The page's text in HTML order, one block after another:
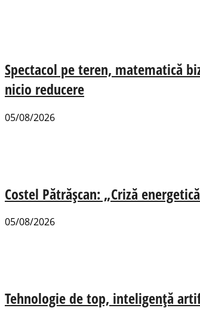
Spectacol pe teren, matematică
nicio reducere
05/08/2026
Costel Pătrășcan: „Criză
05/08/2026
Tehnologie de top, inteligență